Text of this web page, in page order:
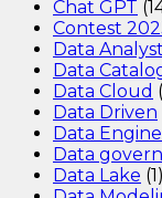
Chat GPT
Contest
Data Analyst
Data
Data Cloud
Data Driven
Data
Data
Data Lake (1)